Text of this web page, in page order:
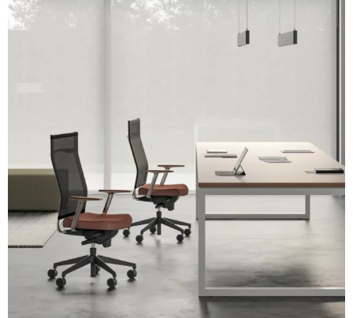
A 28F
A 34F